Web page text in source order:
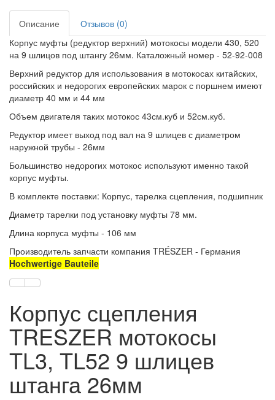
Описание
Отзывов (0)
Корпус муфты (редуктор верхний) мотокосы модели 430, 520
на 9 шлицов под штангу 26мм. Каталожный номер - 52-92-008
Верхний редуктор для использования в мотокосах китайских,
российских и недорогих европейских марок с поршнем имеют
диаметр 40 мм и 44 мм
Объем двигателя таких мотокос 43см.куб и 52см.куб.
Редуктор имеет выход под вал на 9 шлицев с диаметром
наружной трубы - 26мм
Большинство недорогих мотокос используют именно такой
корпус муфты.
В комплекте поставки: Корпус, тарелка сцепления, подшипник
Диаметр тарелки под установку муфты 78 мм.
Длина корпуса муфты - 106 мм
Производитель запчасти компания TRÉSZER - Германия
Hochwertige Bauteile
Корпус сцепления
TRESZER мотокосы
TL3, TL52 9 шлицев
штанга 26мм